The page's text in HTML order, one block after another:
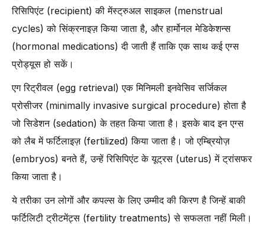
रिसिपिएंट (recipient) की मेंस्ट्रुअल साइकल (menstrual
cycles) को सिंक्रनाइज़ किया जाता है, और हार्मोनल मेडिकेशन्स
(hormonal medications) दी जाती हैं ताकि एक साथ कई एग्स
प्रोड्यूस हो सकें।
एग रिट्रीवल (egg retrieval) एक मिनिमली इनवेसिव सर्जिकल
प्रोसीजर (minimally invasive surgical procedure) होता है
जो सिडेशन (sedation) के तहत किया जाता है। इसके बाद इन एग्स
को लैब में फर्टिलाइज़ (fertilized) किया जाता है। जो एम्ब्रियोज़
(embryos) बनते हैं, उन्हें रिसिपिएंट के यूट्रस (uterus) में ट्रांसफर
किया जाता है।
ये तरीका उन लोगों और कपल्स के लिए उम्मीद की किरण है जिन्हें बाकी
फर्टिलिटी ट्रीटमेंट्स (fertility treatments) से सफलता नहीं मिली।